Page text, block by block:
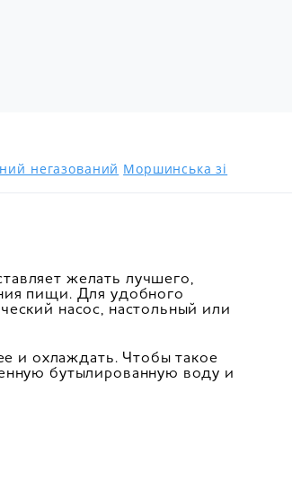
негазований Моршинська зі
желать лучшего,
пищи. Для удобного
насос, настольный или
и охлаждать. Чтобы такое
бутылированную воду и